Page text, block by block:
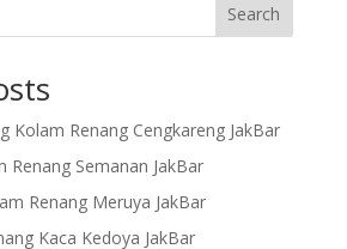
Search
Kolam Renang Cengkareng JakBar
Renang Semanan JakBar
Renang Meruya JakBar
Kaca Kedoya JakBar